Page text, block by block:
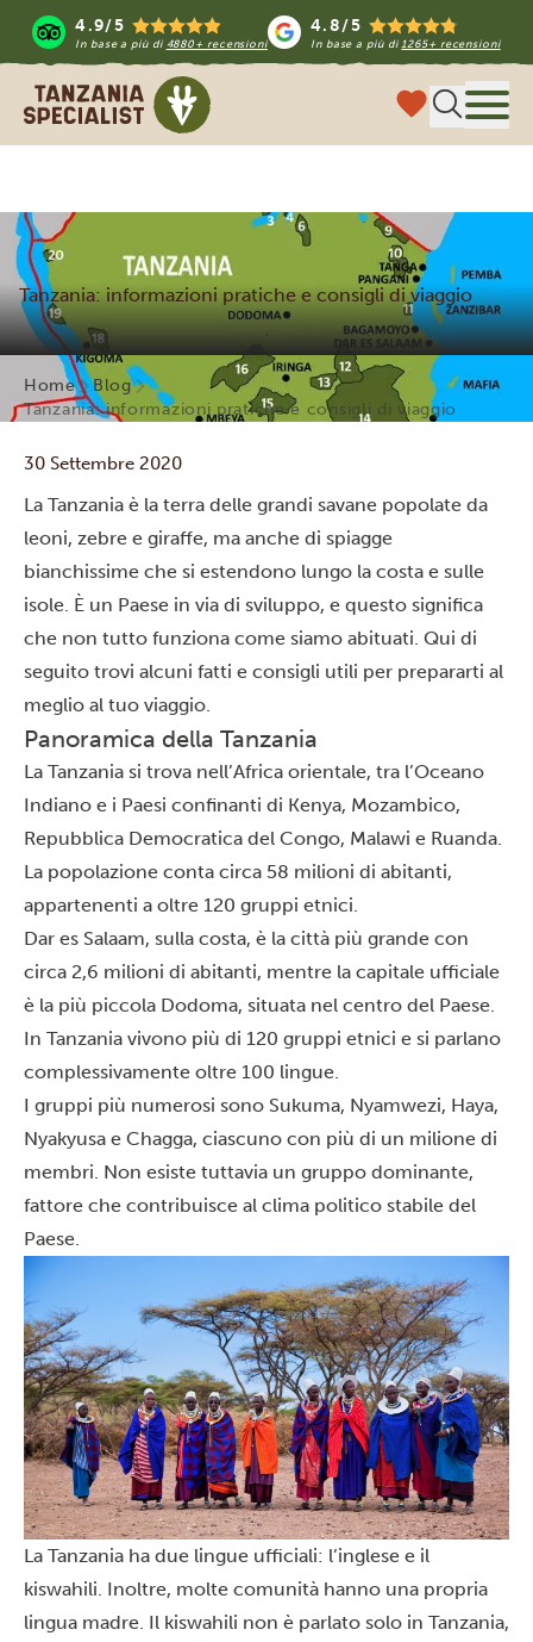
4.9/5
In base a più di 4880+ recensioni
4.8/5
In base a più di1265+ recensioni
Tanzania Specialist
Tanzania: informazioni pratiche e consigli di viaggio
Home
Blog
Tanzania: informazioni pratiche e consigli di viaggio
30 Settembre 2020
La Tanzania è la terra delle grandi savane popolate da
leoni, zebre e giraffe, ma anche di spiagge
bianchissime che si estendono lungo la costa e sulle
isole. È un Paese in via di sviluppo, e questo significa
che non tutto funziona come siamo abituati. Qui di
seguito trovi alcuni fatti e consigli utili per prepararti al
meglio al tuo viaggio.
Panoramica della Tanzania
La Tanzania si trova nell’Africa orientale, tra l’Oceano
Indiano e i Paesi confinanti di Kenya, Mozambico,
Repubblica Democratica del Congo, Malawi e Ruanda.
La popolazione conta circa 58 milioni di abitanti,
appartenenti a oltre 120 gruppi etnici.
Dar es Salaam, sulla costa, è la città più grande con
circa 2,6 milioni di abitanti, mentre la capitale ufficiale
è la più piccola Dodoma, situata nel centro del Paese.
In Tanzania vivono più di 120 gruppi etnici e si parlano
complessivamente oltre 100 lingue.
I gruppi più numerosi sono Sukuma, Nyamwezi, Haya,
Nyakyusa e Chagga, ciascuno con più di un milione di
membri. Non esiste tuttavia un gruppo dominante,
fattore che contribuisce al clima politico stabile del
Paese.
La Tanzania ha due lingue ufficiali: l’inglese e il
kiswahili. Inoltre, molte comunità hanno una propria
lingua madre. Il kiswahili non è parlato solo in Tanzania,